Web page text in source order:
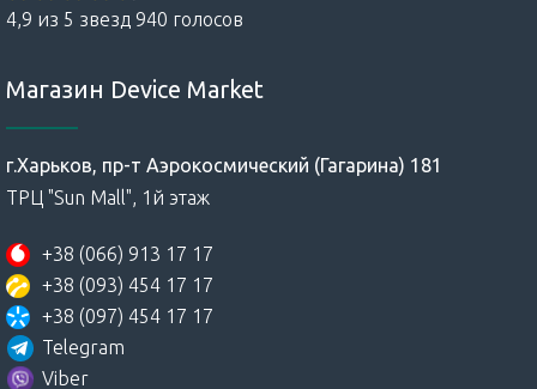
4,9 из 5 звезд 940 голосов
Магазин Device Market
г.Харьков, пр-т Аэрокосмический (Гагарина) 181
ТРЦ "Sun Mall", 1й этаж
+38 (066) 913 17 17
+38 (093) 454 17 17
+38 (097) 454 17 17
Telegram
Viber